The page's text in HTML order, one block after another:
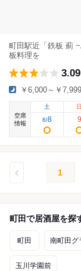
町田駅近「鉄板 薊
板料理を
3.09
￥6,000～￥7,999
空席
情報
土
8/8
日
9
1
町田で居酒屋を探
町田 南町田グ
玉川学園前